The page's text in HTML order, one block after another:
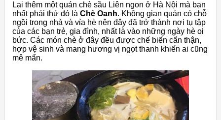
Lại thêm một quán chè sầu Liên ngon ở Hà Nội mà bạn
nhất phải thử đó là Chè Oanh. Không gian quán có chỗ
ngồi trong nhà và vỉa hè nên đây đã trở thành nơi tụ tập
của các bạn trẻ, gia đình, nhất là vào những ngày hè oi
bức. Các món chè ở đây đều được chế biến cẩn thận,
hợp vệ sinh và mang hương vị ngọt thanh khiến ai cũng
mê mẩn.